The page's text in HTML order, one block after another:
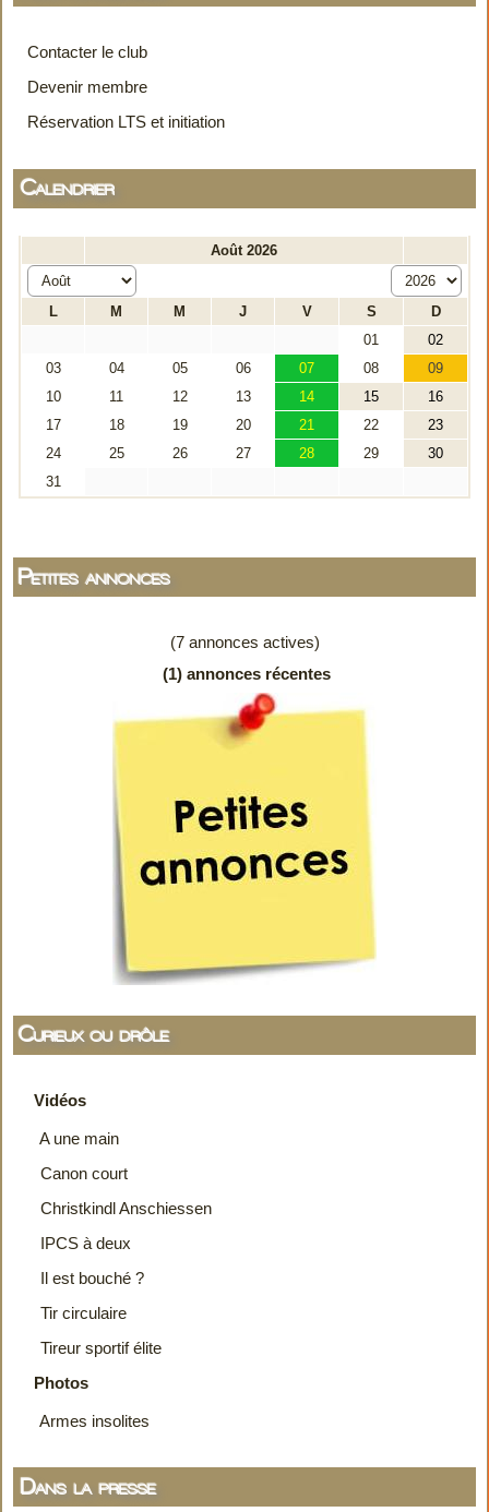
Contacter le club
Devenir membre
Réservation LTS et initiation
Calendrier
Petites annonces
(7 annonces actives)
(1) annonces récentes
Curieux ou drôle
Vidéos
A une main
Canon court
Christkindl Anschiessen
IPCS à deux
Il est bouché ?
Tir circulaire
Tireur sportif élite
Photos
Armes insolites
Dans la presse